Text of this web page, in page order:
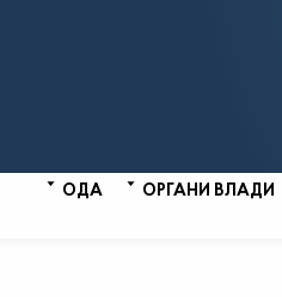
ОДА ОРГАНИ ВЛАДИ